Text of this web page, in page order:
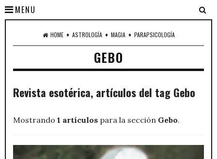
MENU
HOME ♦ ASTROLOGÍA ♦ MAGIA ♦ PARAPSICOLOGÍA
GEBO
Revista esotérica, artículos del tag Gebo
Mostrando 1 artículos para la sección Gebo.